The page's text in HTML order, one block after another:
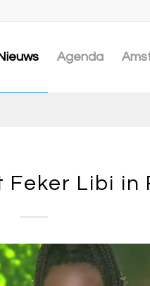
Agenda
Feker Libi in